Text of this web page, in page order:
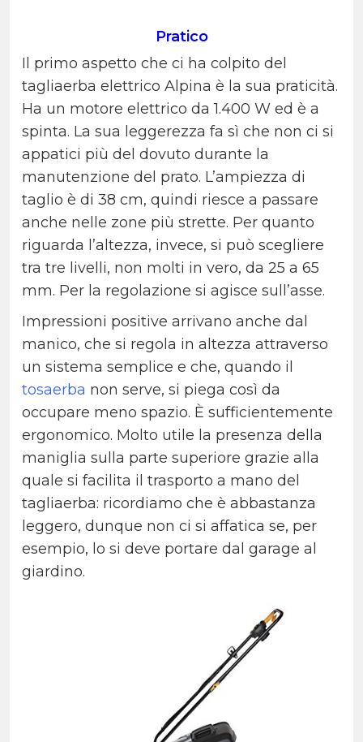
Pratico
Il primo aspetto che ci ha colpito del
tagliaerba elettrico Alpina è la sua praticità.
Ha un motore elettrico da 1.400 W ed è a
spinta. La sua leggerezza fa sì che non ci si
appatici più del dovuto durante la
manutenzione del prato. L’ampiezza di
taglio è di 38 cm, quindi riesce a passare
anche nelle zone più strette. Per quanto
riguarda l’altezza, invece, si può scegliere
tra tre livelli, non molti in vero, da 25 a 65
mm. Per la regolazione si agisce sull’asse.
Impressioni positive arrivano anche dal
manico, che si regola in altezza attraverso
un sistema semplice e che, quando il
tosaerba non serve, si piega così da
occupare meno spazio. È sufficientemente
ergonomico. Molto utile la presenza della
maniglia sulla parte superiore grazie alla
quale si facilita il trasporto a mano del
tagliaerba: ricordiamo che è abbastanza
leggero, dunque non ci si affatica se, per
esempio, lo si deve portare dal garage al
giardino.